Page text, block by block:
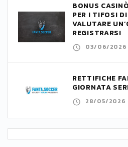
BONUS
PER I TIFOSI
VALUTARE
REGISTRARSI
03/06/2026
RETTIFICHE
GIORNATA
28/05/2026